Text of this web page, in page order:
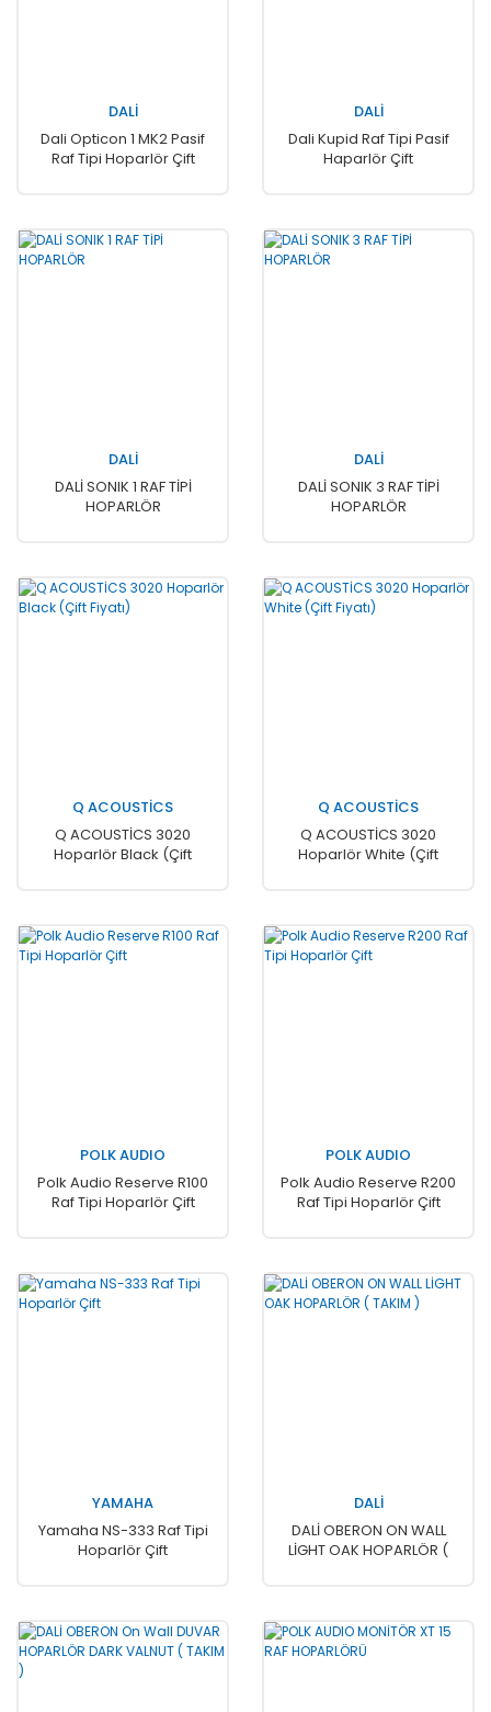
DALİ
Dali Opticon 1 MK2 Pasif
Raf Tipi Hoparlör Çift
DALİ
Dali Kupid Raf Tipi Pasif
Haparlör Çift
DALİ
DALİ SONIK 1 RAF TİPİ
HOPARLÖR
DALİ
DALİ SONIK 3 RAF TİPİ
HOPARLÖR
Q ACOUSTİCS
Q ACOUSTİCS 3020
Hoparlör Black (Çift
Q ACOUSTİCS
Q ACOUSTİCS 3020
Hoparlör White (Çift
POLK AUDIO
Polk Audio Reserve R100
Raf Tipi Hoparlör Çift
POLK AUDIO
Polk Audio Reserve R200
Raf Tipi Hoparlör Çift
YAMAHA
Yamaha NS-333 Raf Tipi
Hoparlör Çift
DALİ
DALİ OBERON ON WALL
LİGHT OAK HOPARLÖR (